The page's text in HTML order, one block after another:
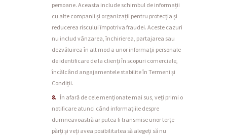
persoane. Aceasta include schimbul de informații
cu alte companii și organizații pentru protecția și
reducerea riscului împotriva fraudei. Aceste cazuri
nu includ vânzarea, închirierea, partajarea sau
dezvăluirea în alt mod a unor informații personale
de identificare de la clienți în scopuri comerciale,
încălcând angajamentele stabilite în Termeni și
Condiții.
În afară de cele menționate mai sus, veți primi o
notificare atunci când informațiile despre
dumneavoastră ar putea fi transmise unor terțe
părți și veți avea posibilitatea să alegeți să nu